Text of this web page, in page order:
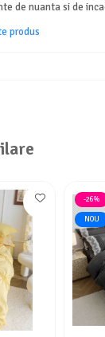
de nuanta si de
produs
-26%
NOU